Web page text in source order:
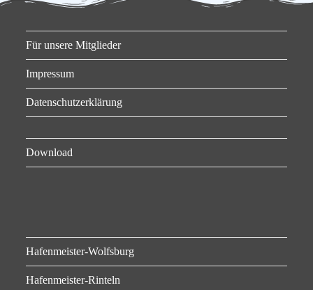
Für unsere Mitglieder
Impressum
Datenschutzerklärung
Download
Hafenmeister-Wolfsburg
Hafenmeister-Rinteln